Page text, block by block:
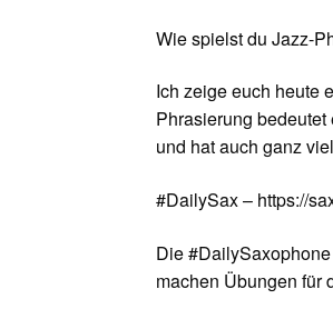
Wie spielst du Jazz-
Ich zeige euch heute
Phrasierung
und hat auch ganz
#DailySax – https://
Die
machen Übungen für